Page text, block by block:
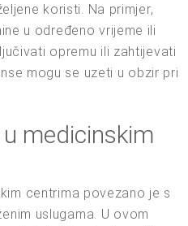
koristi. Na primjer,
u određeno vrijeme ili
opremu ili zahtijevati
mogu se uzeti u obzir pri
medicinskim
centrima povezano je s
uslugama. U ovom